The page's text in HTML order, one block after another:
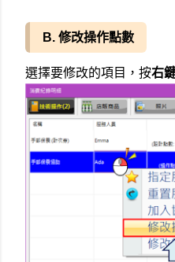
B. 修改操作點數
選擇要修改的項目，按右